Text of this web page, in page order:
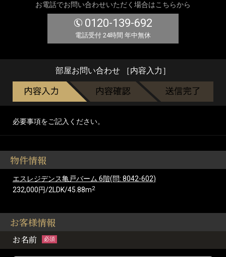
お電話でお問い合わせいただく場合はこちらから
0120-139-692
電話受付 24時間 年中無休
部屋お問い合わせ ［内容入力］
必要事項をご記入ください。
物件情報
エスレジデンス亀戸バーム 6階(問: 8042-602)
232,000円/2LDK/45.88m2
お客様情報
お名前 必須